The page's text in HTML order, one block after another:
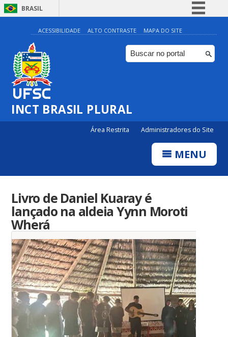
BRASIL
Simplifique!
Comunica BR
Participe
ACESSIBILIDADE ALTO CONTRASTE MAPA DO SITE
INCT BRASIL PLURAL
Área Restrita Administradores do Site
MENU
Livro de Daniel Kuaray é
lançado na aldeia Yynn Moroti
Wherá